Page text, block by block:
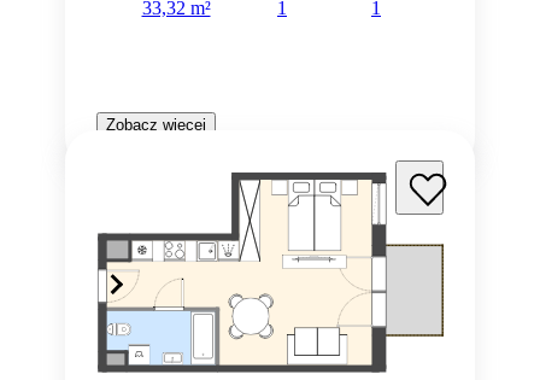
33,32 m²
1
1
Zobacz więcej